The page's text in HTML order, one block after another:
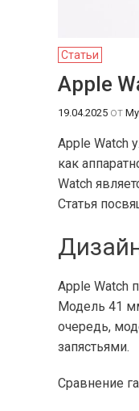
Статьи
Apple
19.04.2025 от
Apple Watch
как
Watch
Статья
Apple Watch
Модель 41
очередь,
запястьями.
Сравнение